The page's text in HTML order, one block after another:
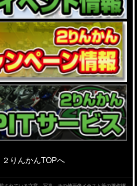
２りんかんTOPへ